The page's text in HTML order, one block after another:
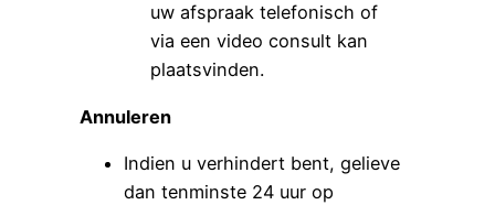
uw afspraak telefonisch of
via een video consult kan
plaatsvinden.
Annuleren
Indien u verhindert bent, gelieve
dan tenminste 24 uur op